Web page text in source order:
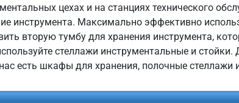
цехах и на станциях технического
инструмента. Максимально эффективно
вторую тумбу для хранения инструмента,
стеллажи инструментальные и
есть шкафы для хранения, полочные